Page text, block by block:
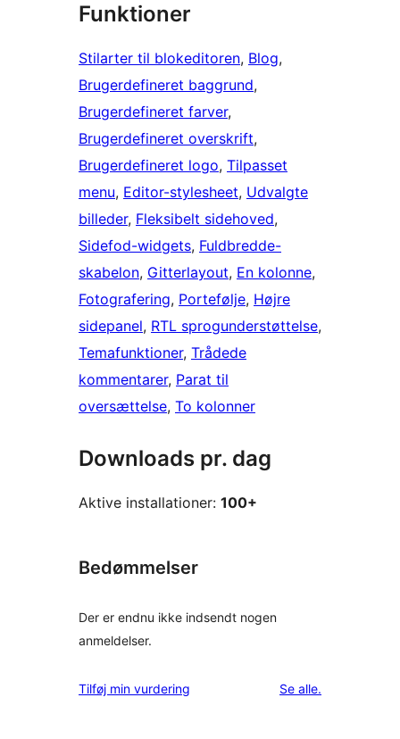
Funktioner
Stilarter til blokeditoren, Blog
Brugerdefineret baggrund
Brugerdefineret farver
Brugerdefineret overskrift
Brugerdefineret logo, Tilpasset
menu, Editor-stylesheet, Udvalgte
billeder, Fleksibelt sidehoved
Sidefod-widgets, Fuldbredde-
skabelon, Gitterlayout, En kolonne
Fotografering, Portefølje, Højre
sidepanel, RTL sprogunderstøttelse
Temafunktioner, Trådede
kommentarer, Parat til
oversættelse, To kolonner
Downloads pr. dag
Aktive installationer: 100+
Bedømmelser
Der er endnu ikke indsendt nogen
anmeldelser.
Tilføj min vurdering Se alleanmeldelser
.